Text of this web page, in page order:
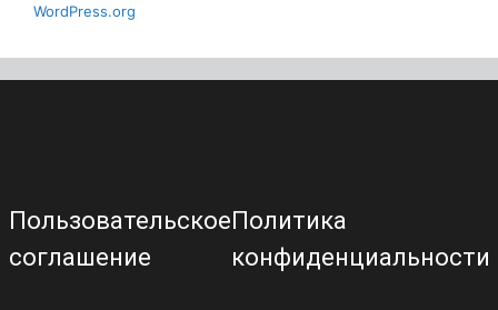
WordPress.org
Пользовательское
соглашение
Политика
конфиденциальности